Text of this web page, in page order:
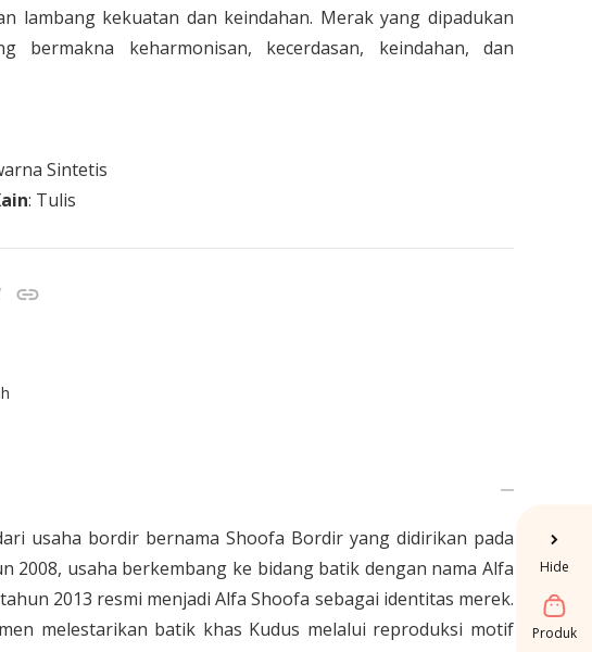
Hide
Produk
lambang kekuatan dan keindahan. Merak yang dipadukan
bermakna keharmonisan, kecerdasan, keindahan, dan
Sintetis
: Tulis
usaha bordir bernama Shoofa Bordir yang didirikan pada
2008, usaha berkembang ke bidang batik dengan nama Alfa
2013 resmi menjadi Alfa Shoofa sebagai identitas merek.
melestarikan batik khas Kudus melalui reproduksi motif